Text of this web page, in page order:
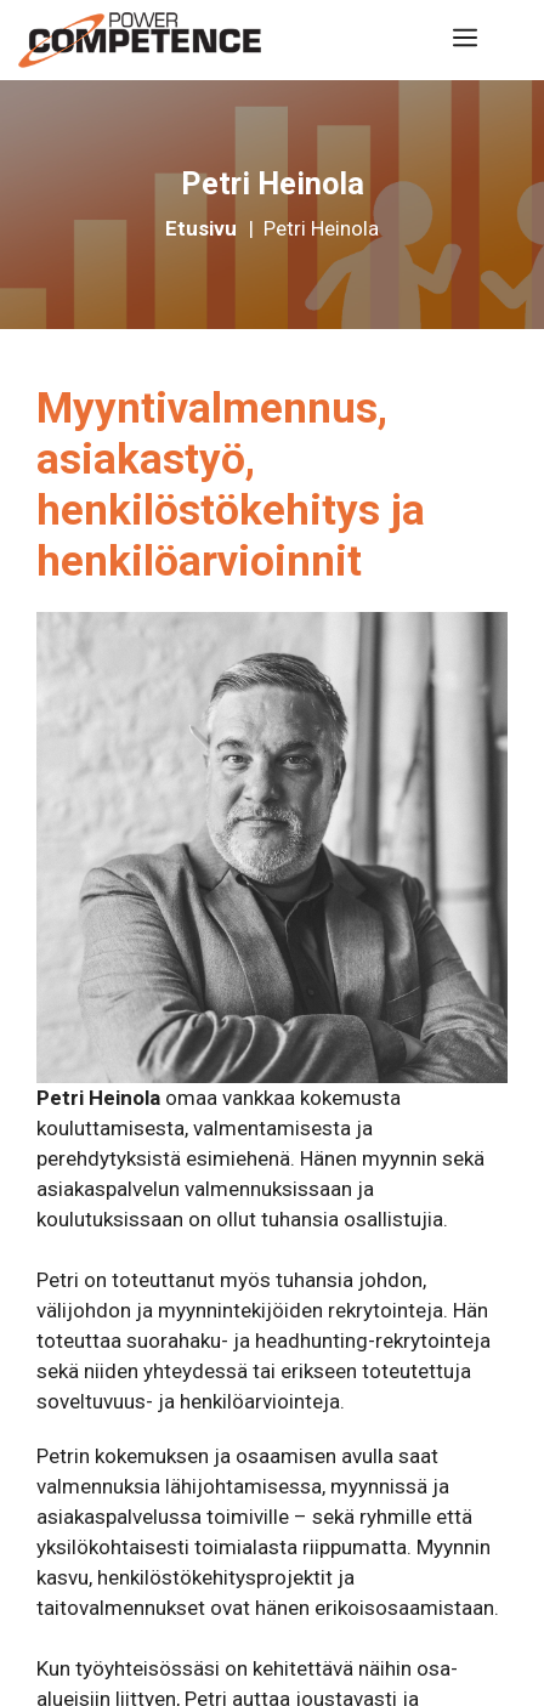
sisältöön
Petri Heinola
Etusivu | Petri Heinola
Myyntivalmennus,
asiakastyö,
henkilöstökehitys ja
henkilöarvioinnit
Petri Heinola omaa vankkaa kokemusta
kouluttamisesta, valmentamisesta ja
perehdytyksistä esimiehenä. Hänen myynnin sekä
asiakaspalvelun valmennuksissaan ja
koulutuksissaan on ollut tuhansia osallistujia.
Petri on toteuttanut myös tuhansia johdon,
välijohdon ja myynnintekijöiden rekrytointeja. Hän
toteuttaa suorahaku- ja headhunting-rekrytointeja
sekä niiden yhteydessä tai erikseen toteutettuja
soveltuvuus- ja henkilöarviointeja.
Petrin kokemuksen ja osaamisen avulla saat
valmennuksia lähijohtamisessa, myynnissä ja
asiakaspalvelussa toimiville – sekä ryhmille että
yksilökohtaisesti toimialasta riippumatta. Myynnin
kasvu, henkilöstökehitysprojektit ja
taitovalmennukset ovat hänen erikoisosaamistaan.
Kun työyhteisössäsi on kehitettävä näihin osa-
alueisiin liittyen, Petri auttaa joustavasti ja